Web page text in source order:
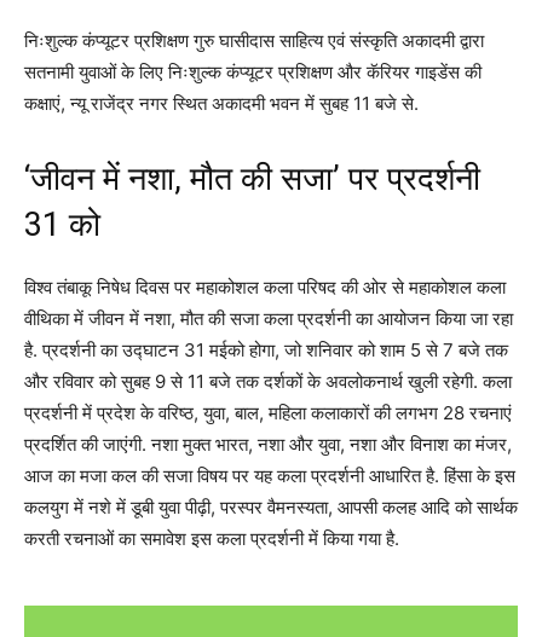
निःशुल्क कंप्यूटर प्रशिक्षण गुरु घासीदास साहित्य एवं संस्कृति अकादमी द्वारा
सतनामी युवाओं के लिए निःशुल्क कंप्यूटर प्रशिक्षण और कॅरियर गाइडेंस की
कक्षाएं, न्यू राजेंद्र नगर स्थित अकादमी भवन में सुबह 11 बजे से.
‘जीवन में नशा, मौत की सजा’ पर प्रदर्शनी
31 को
विश्व तंबाकू निषेध दिवस पर महाकोशल कला परिषद की ओर से महाकोशल कला
वीथिका में जीवन में नशा, मौत की सजा कला प्रदर्शनी का आयोजन किया जा रहा
है. प्रदर्शनी का उद्घाटन 31 मईको होगा, जो शनिवार को शाम 5 से 7 बजे तक
और रविवार को सुबह 9 से 11 बजे तक दर्शकों के अवलोकनार्थ खुली रहेगी. कला
प्रदर्शनी में प्रदेश के वरिष्ठ, युवा, बाल, महिला कलाकारों की लगभग 28 रचनाएं
प्रदर्शित की जाएंगी. नशा मुक्त भारत, नशा और युवा, नशा और विनाश का मंजर,
आज का मजा कल की सजा विषय पर यह कला प्रदर्शनी आधारित है. हिंसा के इस
कलयुग में नशे में डूबी युवा पीढ़ी, परस्पर वैमनस्यता, आपसी कलह आदि को सार्थक
करती रचनाओं का समावेश इस कला प्रदर्शनी में किया गया है.